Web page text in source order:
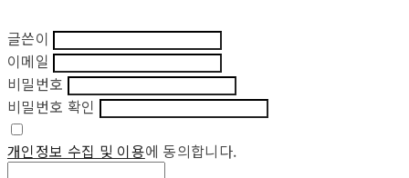
글쓴이
이메일
비밀번호
비밀번호 확인
개인정보 수집 및 이용에 동의합니다.